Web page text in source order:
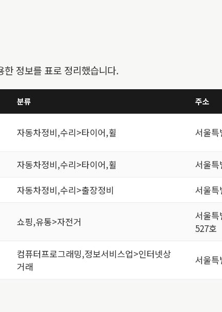
정보를 표로 정리했습니다.
분류 주소
자동차정비,수리>타이어,휠 서울
자동차정비,수리>타이어,휠
서울
자동차정비,수리>출장정비 서울
쇼핑,유통>자전거
서울
527호
컴퓨터프로그래밍,정보서비스업>인터넷상
거래
서울